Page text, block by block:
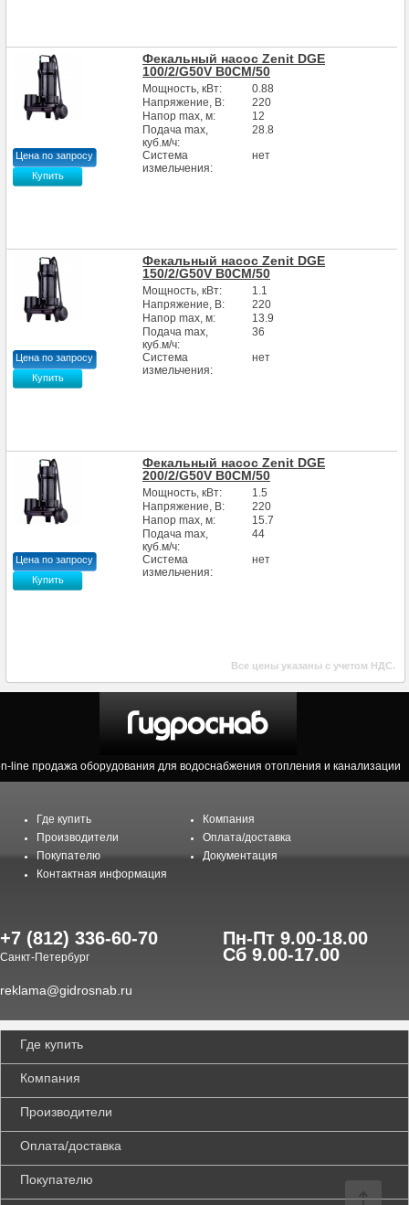
Фекальный насос Zenit DGE
100/2/G50V В0СM/50
Мощность, кВт:
0.88
Напряжение, В:
220
Напор max, м:
12
Подача max,
куб.м/ч:
28.8
Система
измельчения:
нет
Цена по запросу
Купить
Фекальный насос Zenit DGE
150/2/G50V B0СМ/50
Мощность, кВт:
1.1
Напряжение, В:
220
Напор max, м:
13.9
Подача max,
куб.м/ч:
36
Система
измельчения:
нет
Цена по запросу
Купить
Фекальный насос Zenit DGE
200/2/G50V В0СМ/50
Мощность, кВт:
1.5
Напряжение, В:
220
Напор max, м:
15.7
Подача max,
куб.м/ч:
44
Система
измельчения:
нет
Цена по запросу
Купить
Все цены указаны с учетом НДС.
line продажа оборудования для водоснабжения отопления и канализации
Где купить
Компания
Производители
Оплата/доставка
Покупателю
Документация
Контактная информация
+7 (812) 336-60-70
Санкт-Петербург
Пн-Пт 9.00-18.00
Сб 9.00-17.00
reklama@gidrosnab.ru
Где купить
Компания
Производители
Оплата/доставка
Покупателю